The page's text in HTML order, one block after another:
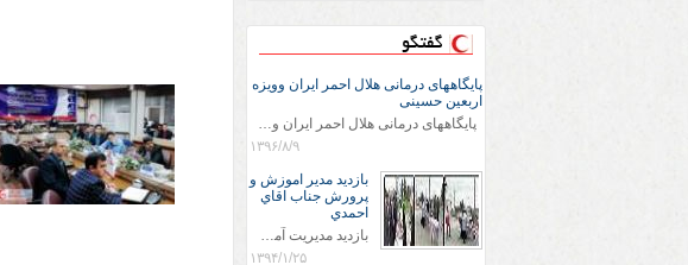
گفتگو
پایگاههای درمانی هلال احمر ایران وویزه
اربعین حسینی
پایگاههای درمانی هلال احمر ایران وویزه اربعین حسینی
۱۳۹۶/۸/۹
بازديد مدير اموزش و
پرورش جناب اقاي
احمدي
بازديد مديريت آموزش و پروش جناب اقاي احمدي به همراه اعضاي ستاد اسكان آموزش و پروش شهرستان سرخس در ساعت 11:30 در مورخه 11/1/1394 صورت گرفت و مسئولین با حضور در پست مسافرين نوروزی كه جمعیت هلال احمر شهرستان از نزدیک در جریان روند اجرای طرح های قرار گرفتند .
۱۳۹۴/۱/۲۵